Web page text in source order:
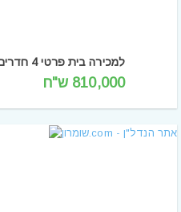
למכירה בית פרטי 4 חדרים בעינב
810,000 ש"ח